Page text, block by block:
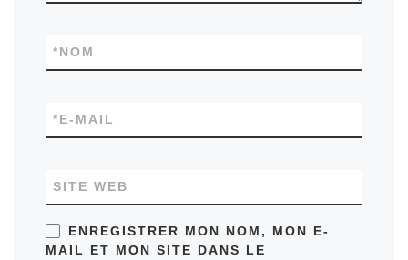
NOM
*
E-MAIL
*
SITE WEB
ENREGISTRER MON NOM, MON E-
MAIL ET MON SITE DANS LE